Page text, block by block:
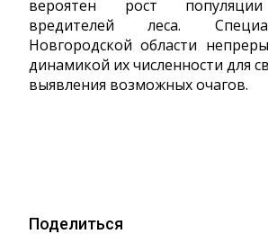
вероятен рост
вредителей леса.
Новгородской области
динамикой их численности для
выявления возможных очагов.
Поделиться